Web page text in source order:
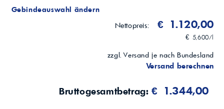
Gebindeauswahl ändern
Nettopreis:
€ 1.120,00
€ 5,600/l
zzgl. Versand je nach Bundesland
Versand berechnen
Bruttogesamtbetrag: € 1.344,00